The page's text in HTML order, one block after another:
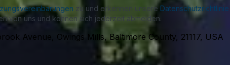
zu und erkennen unsere Datenschutzrichtlinie
von uns und können sich jederzeit abmelden.
Avenue, Owings Mills, Baltimore County, 21117, USA